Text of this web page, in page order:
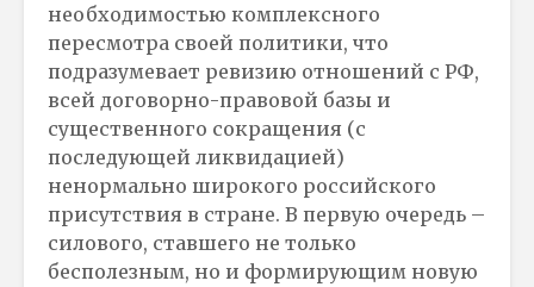
необходимостью комплексного
пересмотра своей политики, что
подразумевает ревизию отношений с РФ,
всей договорно-правовой базы и
существенного сокращения (с
последующей ликвидацией)
ненормально широкого российского
присутствия в стране. В первую очередь –
силового, ставшего не только
бесполезным, но и формирующим новую